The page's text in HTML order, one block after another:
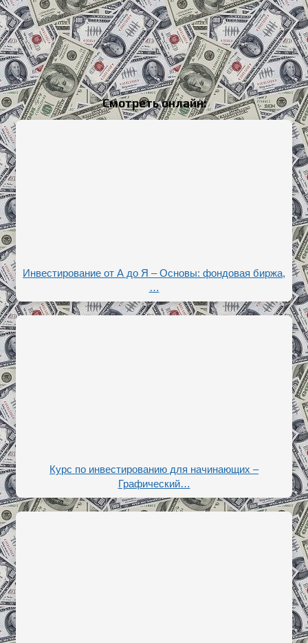
Смотреть онлайн:
Инвестирование от А до Я – Основы: фондовая биржа,
…
Курс по инвестированию для начинающих –
Графический…